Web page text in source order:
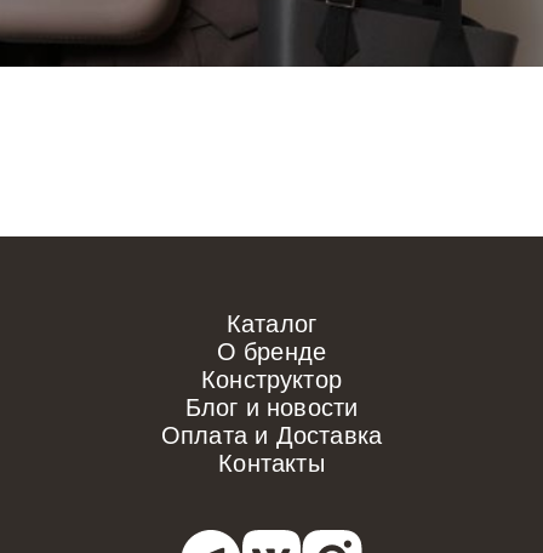
Каталог
О бренде
Конструктор
Блог и новости
Оплата и Доставка
Контакты